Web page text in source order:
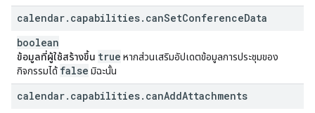
calendar. capabilities. canSetConferenceData
boolean
ข้อมูลที่ผู้ใช้สร้างขึ้น true หากส่วนเสริมอัปเดตข้อมูลการประชุมของ
กิจกรรมได้ false มิฉะนั้น
calendar. capabilities. canAddAttachments